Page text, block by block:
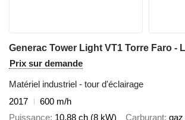
Generac Tower Light VT1 Torre Faro -
Prix sur demande
Matériel industriel - tour d'éclairage
2017
600 m/h
Puissance 10.88 ch (8 kW) Carburant gaz